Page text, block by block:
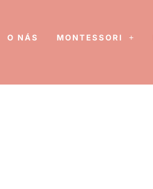
O NÁS MONTESSORI